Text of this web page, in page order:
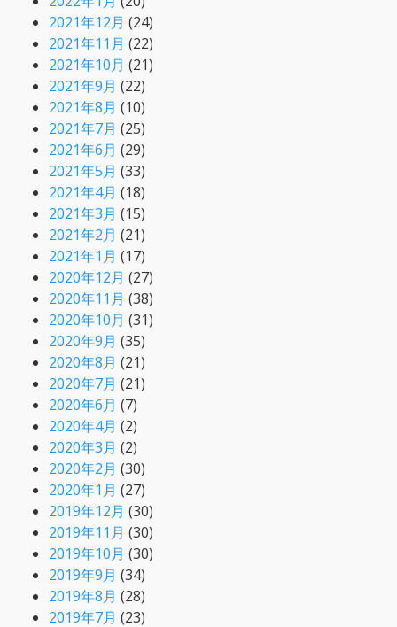
2021年12月 (24)
2021年11月 (22)
2021年10月 (21)
2021年9月 (22)
2021年8月 (10)
2021年7月 (25)
2021年6月 (29)
2021年5月 (33)
2021年4月 (18)
2021年3月 (15)
2021年2月 (21)
2021年1月 (17)
2020年12月 (27)
2020年11月 (38)
2020年10月 (31)
2020年9月 (35)
2020年8月 (21)
2020年7月 (21)
2020年6月 (7)
2020年4月 (2)
2020年3月 (2)
2020年2月 (30)
2020年1月 (27)
2019年12月 (30)
2019年11月 (30)
2019年10月 (30)
2019年9月 (34)
2019年8月 (28)
2019年7月 (23)